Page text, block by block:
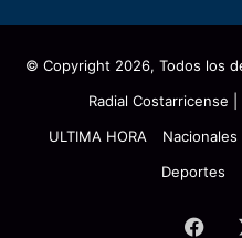
© Copyright 2026, Todos los
Radial Costarricense
ULTIMA HORA
Nacionales
Deportes